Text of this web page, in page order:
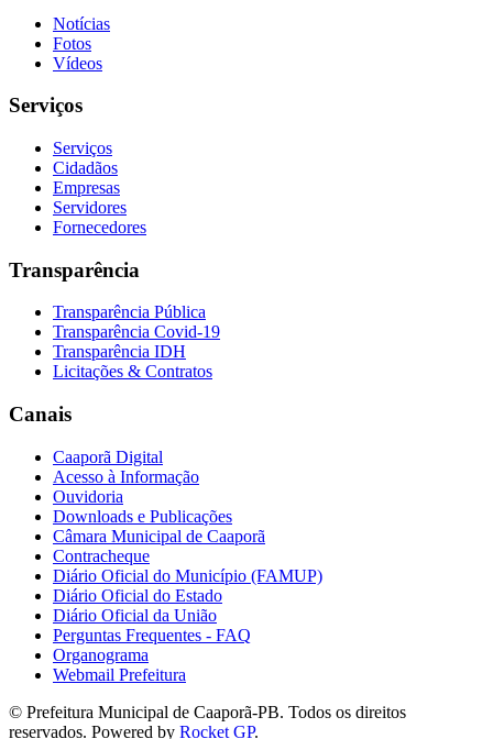
Notícias
Fotos
Vídeos
Serviços
Serviços
Cidadãos
Empresas
Servidores
Fornecedores
Transparência
Transparência Pública
Transparência Covid-19
Transparência IDH
Licitações & Contratos
Canais
Caaporã Digital
Acesso à Informação
Ouvidoria
Downloads e Publicações
Câmara Municipal de Caaporã
Contracheque
Diário Oficial do Município (FAMUP)
Diário Oficial do Estado
Diário Oficial da União
Perguntas Frequentes - FAQ
Organograma
Webmail Prefeitura
© Prefeitura Municipal de Caaporã-PB. Todos os direitos
reservados. Powered by Rocket GP.